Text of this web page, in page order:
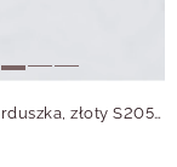
Kolczyki serduszka, złoty S205907Z00